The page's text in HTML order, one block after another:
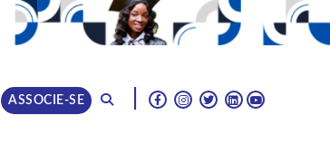
|
ASSOCIE-SE